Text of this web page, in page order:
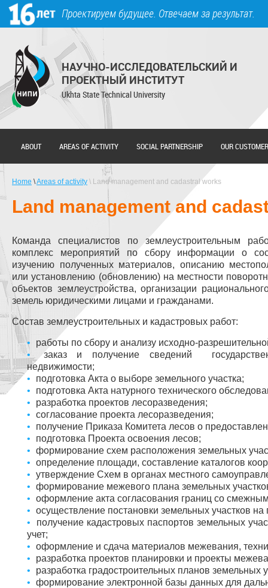
Skip to main content
Проектируем будущее. Отвечаем за результат.
НАУЧНО-ИССЛЕДОВАТЕЛЬСКИЙ И
ПРОЕКТНЫЙ ИНСТИТУТ
Ukhta State Technical University
ABOUT AREAS OF ACTIVITY SOCIAL PARTNERSHIP OUR
Home \Areas of activity \ Land management and cadastral works
Land management and
Команда специалистов по землеустроительным
комплекс мероприятий по сбору информации о
изучению полученных материалов, описанию
или установлению (обновлению) на местности
объектов землеустройства, организации
земель юридическими лицами и гражданами.
Состав землеустроительных и кадастровых работ:
работы по сбору и анализу исходно-
заказ и получение сведений
недвижимости;
подготовка Акта о выборе земельного участка;
подготовка Акта натурного технического
разработка проектов лесоразведения;
согласование проекта лесоразведения;
получение Приказа Комитета лесов о
подготовка Проекта освоения лесов;
формирование схем расположения земельных
определение площади, составление каталогов
утверждение Схем в органах местного
формирование межевого плана земельных
оформление акта согласования границ со
осуществление постановки земельных участков на
получение кадастровых паспортов земельных
учет;
оформление и сдача материалов межевания,
разработка проектов планировки и проекты
разработка градостроительных планов земельных
формирование электронной базы данных для